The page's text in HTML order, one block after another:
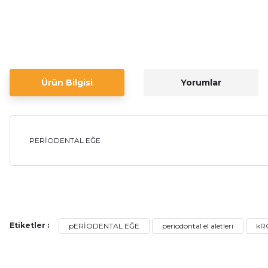
Ürün Bilgisi Yorumlar
PERİODENTAL EĞE
Ürün resmi kalitesiz, bozuk veya görüntülenemiyor.
Etiketler : pERİODENTAL EĞE periodontal el aletleri